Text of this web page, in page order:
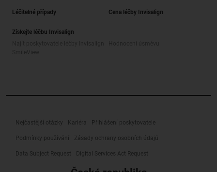
Léčitelné případy Cena léčby Invisalign
Získejte léčbu Invisalign
Nejčastější otázky Kariéra Přihlášení poskytovatele
Podmínky používání Zásady ochrany osobních údajů
Data Subject Request Digital Services Act Request